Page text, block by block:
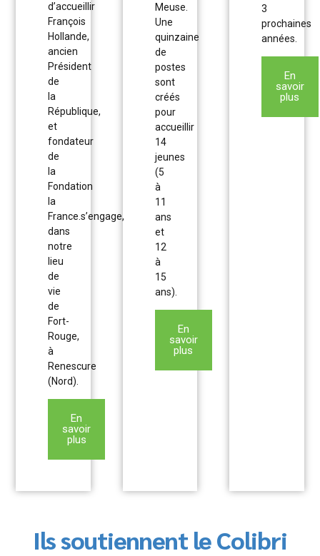
d’accueillir
François
Hollande,
ancien
Président
de
la
République,
et
fondateur
de
la
Fondation
la
France.s’engage,
dans
notre
lieu
de
vie
de
Fort-
Rouge,
à
Renescure
(Nord).
En
savoir
plus
Meuse.
Une
quinzaine
de
postes
sont
créés
pour
accueillir
14
jeunes
(5
à
11
ans
et
12
à
15
ans).
En
savoir
plus
3
prochaines
années.
En
savoir
plus
Ils soutiennent le Colibri